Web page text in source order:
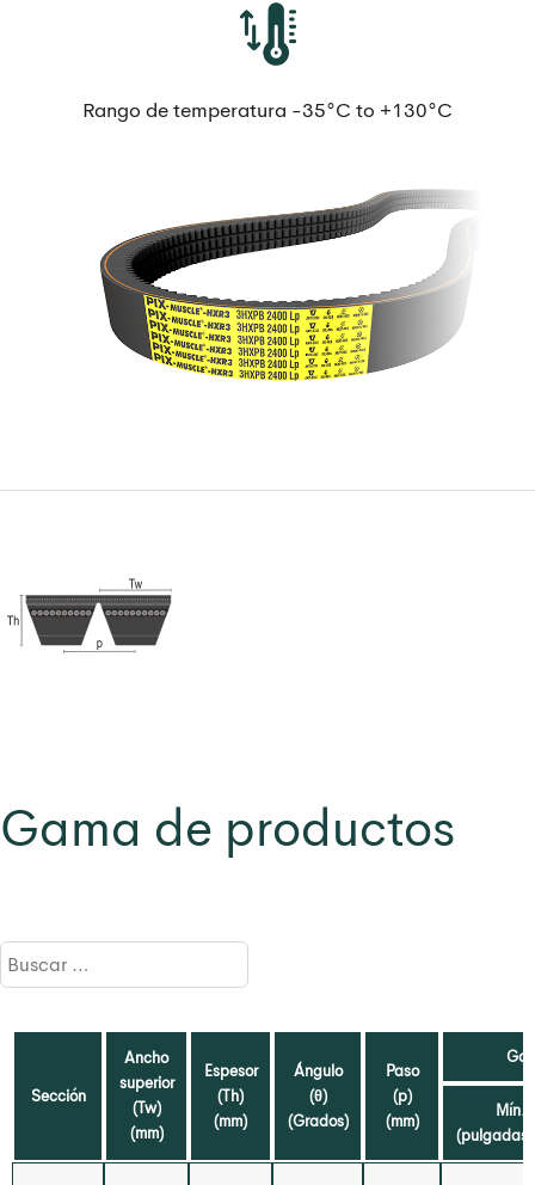
Rango de temperatura -35°C to +130°C
Gama de productos
Sección
Ancho
superior
(Tw)
(mm)
Espesor
(Th)
(mm)
Ángulo
(θ)
(Grados)
Paso
(p)
(mm)
Mín.